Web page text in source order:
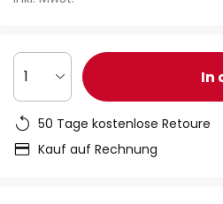
1 In
50 Tage kostenlose Retoure
Kauf auf Rechnung